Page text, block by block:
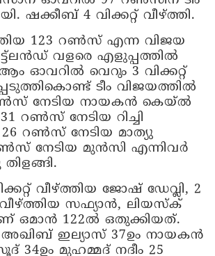
ഷക്കീബ് 4 വിക്കറ്റ് വീഴ്ത്തി.
123 റൺസ് എന്ന വിജയ
വളരെ എളുപ്പത്തിൽ
ഓവറിൽ വെറും 3 വിക്കറ്റ്
ടീം വിജയത്തിൽ
നേടിയ നായകൻ കെയ്ൽ
റൺസ് നേടിയ റിച്ചി
റൺസ് നേടിയ മാത്യു
നേടിയ മുൻസി എന്നിവർ
വീഴ്ത്തിയ ജോഷ് ഡേവ്ലി, 2
വീഴ്ത്തിയ സഫ്യാൻ, ലിയസ്ക്
ഒമാൻ 122ൽ ഒതുക്കിയത്.
അഖിബ് ഇല്യാസ് 37ഉം നായകൻ
34ഉം മുഹമ്മദ് നദീം 25